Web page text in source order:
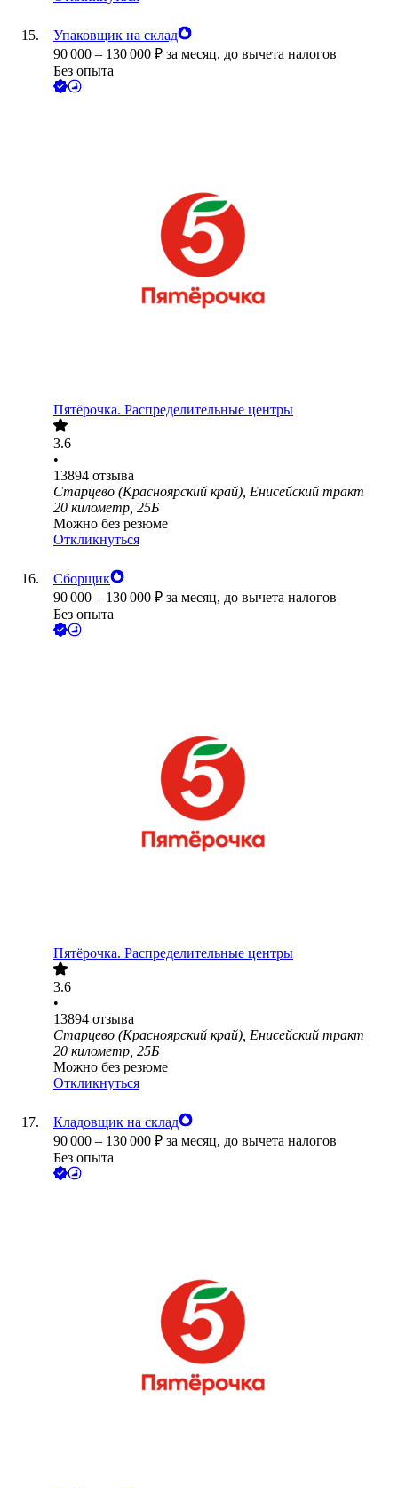
Упаковщик на склад
90 000 – 130 000 ₽ за месяц, до вычета налогов
Без опыта
Пятёрочка. Распределительные центры
3.6
•
13894 отзыва
Старцево (Красноярский край), Енисейский тракт
20 километр, 25Б
Можно без резюме
Откликнуться
Сборщик
90 000 – 130 000 ₽ за месяц, до вычета налогов
Без опыта
Пятёрочка. Распределительные центры
3.6
•
13894 отзыва
Старцево (Красноярский край), Енисейский тракт
20 километр, 25Б
Можно без резюме
Откликнуться
Кладовщик на склад
90 000 – 130 000 ₽ за месяц, до вычета налогов
Без опыта